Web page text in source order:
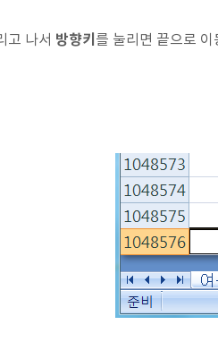
고 나서 방향키 를 눌리면 끝으로